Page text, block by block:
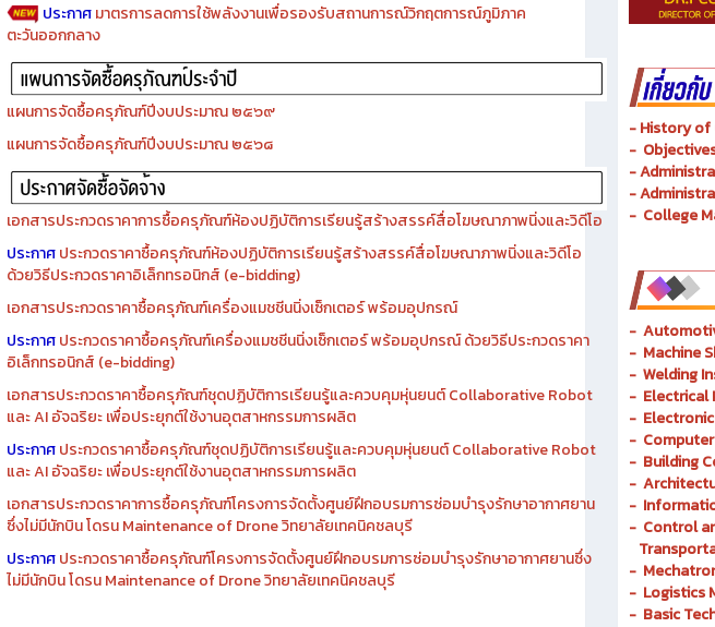
ประกาศมาตรการลดการใช้พลังงานเพื่อรองรับสถานการณ์วิกฤตการณ์ภูมิภาค
ตะวันออกกลาง
แผนการจัดซื้อครุภัณฑ์ปีงบประมาณ ๒๕๖๙
แผนการจัดซื้อครุภัณฑ์ปีงบประมาณ ๒๕๖๘
เอกสารประกวดราคาการซื้อครุภัณฑ์ห้องปฏิบัติการเรียนรู้สร้างสรรค์สื่อโฆษณาภาพนิ่งและวิดีโอ
ประกาศประกวดราคาซื้อครุภัณฑ์ห้องปฏิบัติการเรียนรู้สร้างสรรค์สื่อโฆษณาภาพนิ่งและวิดีโอ
ด้วยวิธีประกวดราคาอิเล็กทรอนิกส์ (e-bidding)
เอกสารประกวดราคาซื้อครุภัณฑ์เครื่องแมชชีนนิ่งเซ็กเตอร์ พร้อมอุปกรณ์
ประกาศประกวดราคาซื้อครุภัณฑ์เครื่องแมชชีนนิ่งเซ็กเตอร์ พร้อมอุปกรณ์ ด้วยวิธีประกวดราคา
อิเล็กทรอนิกส์ (e-bidding)
เอกสารประกวดราคาซื้อครุภัณฑ์ชุดปฏิบัติการเรียนรู้และควบคุมหุ่นยนต์ Collaborative Robot
และ AI อัจฉริยะ เพื่อประยุกต์ใช้งานอุตสาหกรรมการผลิต
ประกาศประกวดราคาซื้อครุภัณฑ์ชุดปฏิบัติการเรียนรู้และควบคุมหุ่นยนต์ Collaborative Robot
และ AI อัจฉริยะ เพื่อประยุกต์ใช้งานอุตสาหกรรมการผลิต
เอกสารประกวดราคาการซื้อครุภัณฑ์โครงการจัดตั้งศูนย์ฝึกอบรมการซ่อมบำรุงรักษาอากาศยาน
ซึ่งไม่มีนักบิน โดรน Maintenance of Drone วิทยาลัยเทคนิคชลบุรี
ประกาศประกวดราคาซื้อครุภัณฑ์โครงการจัดตั้งศูนย์ฝึกอบรมการซ่อมบำรุงรักษาอากาศยานซึ่ง
ไม่มีนักบิน โดรน Maintenance of Drone วิทยาลัยเทคนิคชลบุรี
- History of
-
-
-
- College
-
- Machine
- Welding
- Electrical
-
-
- Building
-
-
- Control
-
- Logistics
- Basic